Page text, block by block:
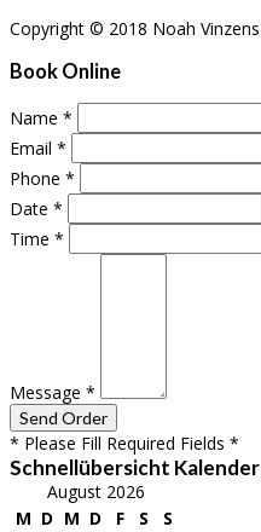
Copyright © 2018 Noah Vinzens
Book Online
Name *
Email *
Phone *
Date *
Time *
Message *
* Please Fill Required Fields *
Schnellübersicht Kalender
August 2026
M D M D F S S